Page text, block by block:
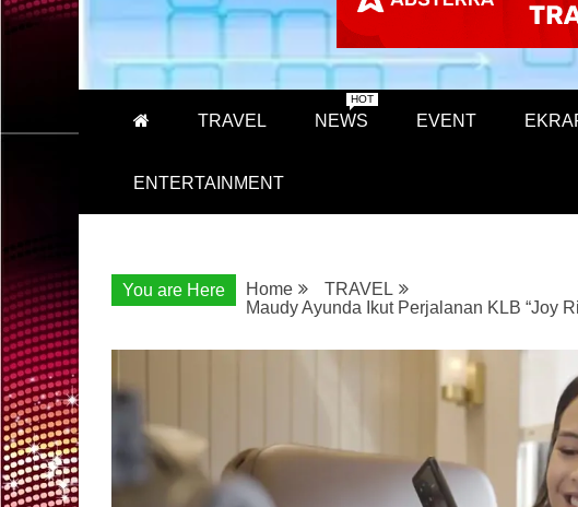
TRAVEL NEWS
HOT
EVENT
ENTERTAINMENT
You are Here Home
TRAVEL
Maudy Ayunda Ikut Perjalanan KLB “Joy